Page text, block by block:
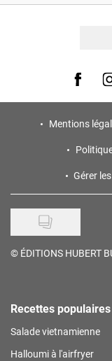
Visit us
Mentions
Gérer
© ÉDITIONS HUBERT
Recettes populaires
Salade vietnamienne
Halloumi à l'airfryer